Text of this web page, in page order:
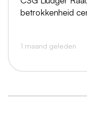
betrokkenheid
1 maand geleden